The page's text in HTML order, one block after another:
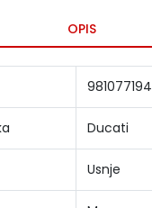
OPIS
981077194
Ducati
Usnje